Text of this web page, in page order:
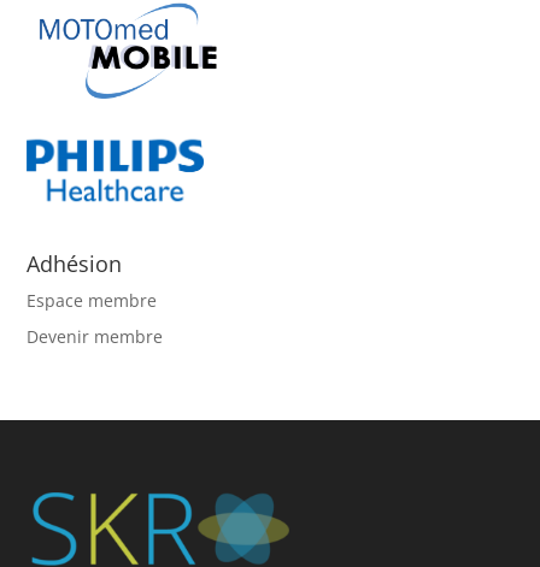
Adhésion
Espace membre
Devenir membre